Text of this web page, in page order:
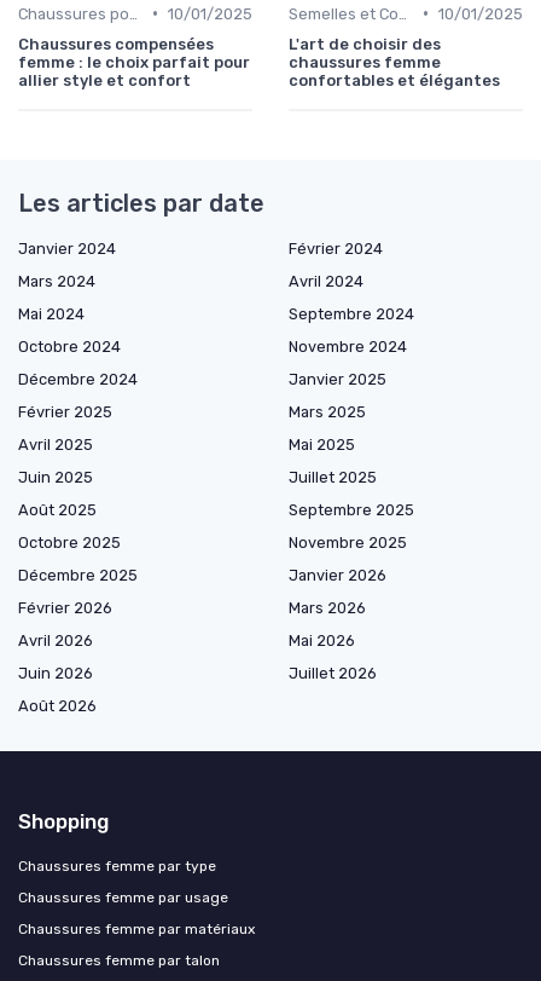
• 10/01/2025
Chaussures compensées
femme : le choix parfait pour
allier style et confort
• 10/01/2025
L'art de choisir des
chaussures femme
confortables et élégantes
Les articles par date
Janvier 2024
Février 2024
Mars 2024
Avril 2024
Mai 2024
Septembre 2024
Octobre 2024
Novembre 2024
Décembre 2024
Janvier 2025
Février 2025
Mars 2025
Avril 2025
Mai 2025
Juin 2025
Juillet 2025
Août 2025
Septembre 2025
Octobre 2025
Novembre 2025
Décembre 2025
Janvier 2026
Février 2026
Mars 2026
Avril 2026
Mai 2026
Juin 2026
Juillet 2026
Août 2026
Shopping
Chaussures femme par type
Chaussures femme par usage
Chaussures femme par matériaux
Chaussures femme par talon